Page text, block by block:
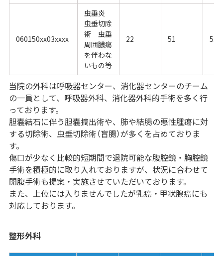
060150xx03xxxx
虫垂炎
虫垂切除
術 虫垂
周囲膿瘍
を伴わな
いもの等
22 51 5.44
当院の外科は呼吸器センター、消化器センターのチーム
の一員として、呼吸器外科、消化器外科的手術を多く行
っております。
胆嚢結石に伴う胆嚢摘出術や、肺や結腸の悪性腫瘍に対
する切除術、虫垂切除術（盲腸）が多くを占めておりま
す。
傷口が少なく比較的短期間で退院可能な腹腔鏡・胸腔鏡
手術を積極的に取り入れておりますが、状況に合わせて
開腹手術も提案・実施させていただいております。
また、上位には入りませんでしたが乳癌・甲状腺癌にも
対応しております。
整形外科